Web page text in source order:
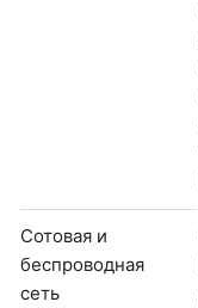
Сотовая и
беспроводная
сеть